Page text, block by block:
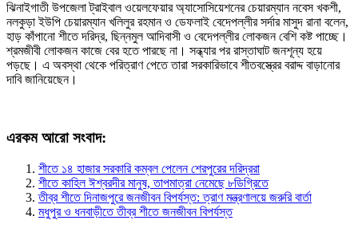
ঝিনাইগাতী উপজেলা ট্রাইবাল ওয়েলফেয়ার অ্যাসোসিয়েশনের চেয়ারম্যান নবেস খকশী,
নলকুড়া ইউপি চেয়ারম্যান খলিলুর রহমান ও ডেফলাই বেদেপল্লীর সর্দার মাসুদ রানা বলেন,
হাড় কাঁপানো শীতে দরিদ্র, ছিন্নমুল আদিবাসী ও বেদেপল্লীর লোকজন বেশি কষ্ট পাচ্ছে।
শ্রমজীবী লোকজন কাজে বের হতে পারছে না। সন্ধ্যার পর রাস্তাঘাট জনশূন্য হয়ে
পড়ছে। এ অবস্থা থেকে পরিত্রাণ পেতে তারা সরকারিভাবে শীতবস্ত্রের বরাদ্দ বাড়ানোর
দাবি জানিয়েছেন।
এরকম আরো সংবাদ:
শীতে ১৪ হাজার সরকারি কম্বল পেলেন শেরপুরের দরিদ্ররা
শীতে কাহিল ঈশ্বরদীর মানুষ, তাপমাত্রা নেমেছে ৮ডিগ্রিতে
তীব্র শীতে দিনাজপুরে জনজীবন বিপর্যস্ত: ত্রাণ মন্ত্রণালয়ে জরুরি বার্তা
মধুপুর ও ধনবাড়ীতে তীব্র শীতে জনজীবন বিপর্যস্ত